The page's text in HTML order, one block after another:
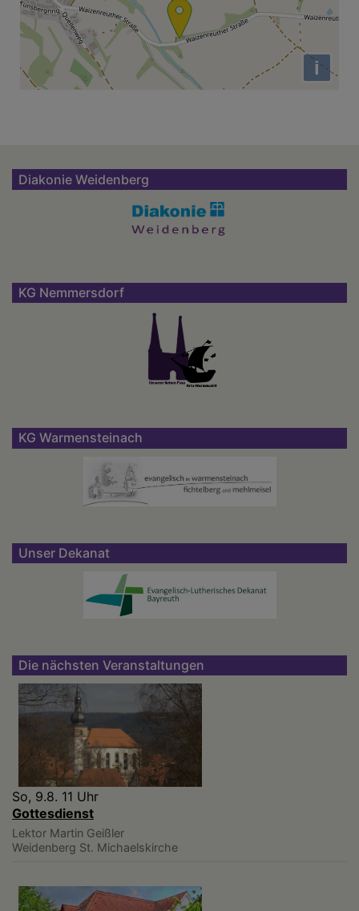
i
Diakonie Weidenberg
KG Nemmersdorf
KG Warmensteinach
Unser Dekanat
Die nächsten Veranstaltungen
So, 9.8. 11 Uhr
Gottesdienst
Lektor Martin Geißler
Weidenberg St. Michaelskirche